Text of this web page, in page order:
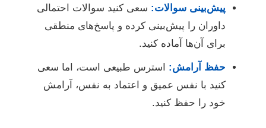
پیش‌بینی سوالات: سعی کنید سوالات احتمالی
داوران را پیش‌بینی کرده و پاسخ‌های منطقی
برای آن‌ها آماده کنید.
حفظ آرامش: استرس طبیعی است، اما سعی
کنید با نفس عمیق و اعتماد به نفس، آرامش
خود را حفظ کنید.